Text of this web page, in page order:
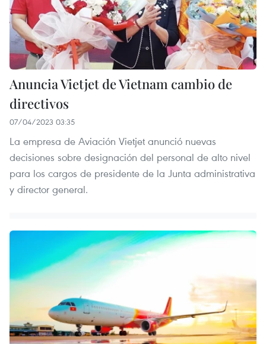
Anuncia Vietjet de Vietnam cambio de
directivos
07/04/2023 03:35
La empresa de Aviación Vietjet anunció nuevas
decisiones sobre designación del personal de alto nivel
para los cargos de presidente de la Junta administrativa
y director general.